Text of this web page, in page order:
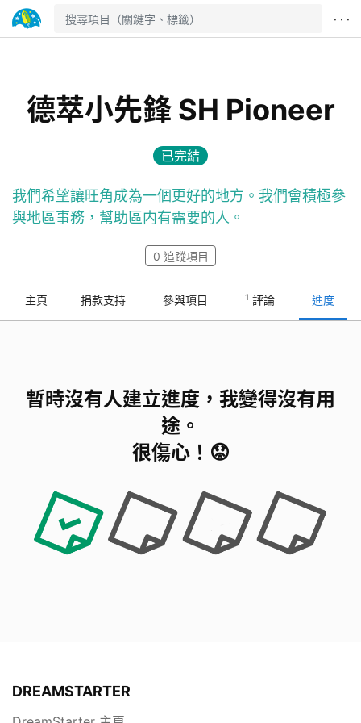
· · ·
德萃小先鋒 SH Pioneer
已完結
我們希望讓旺角成為一個更好的地方。我們會積極參
與地區事務，幫助區内有需要的人。
0 追蹤項目
主頁 捐款支持 參與項目 1 評論 進度
暫時沒有人建立進度，我變得沒有用
途。
很傷心！😟
DREAMSTARTER